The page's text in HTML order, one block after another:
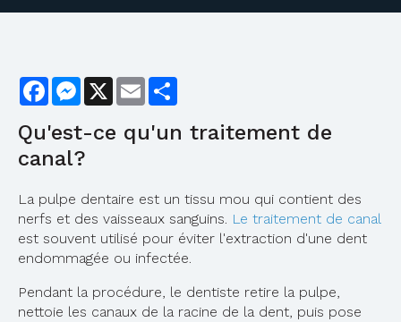
FacebookMessenger
X Email
Qu'est-ce qu'un traitement de
canal?
La pulpe dentaire est un tissu mou qui contient des
nerfs et des vaisseaux sanguins. Le traitement de canal
est souvent utilisé pour éviter l'extraction d'une dent
endommagée ou infectée.
Pendant la procédure, le dentiste retire la pulpe,
nettoie les canaux de la racine de la dent, puis pose